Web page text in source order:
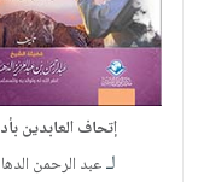
إتحاف العابدين بأد
لـعبد الرحمن الدها